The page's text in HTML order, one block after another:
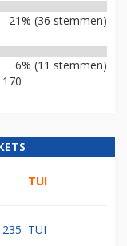
21% (36 stemmen)
6% (11 stemmen)
TUI
TUI